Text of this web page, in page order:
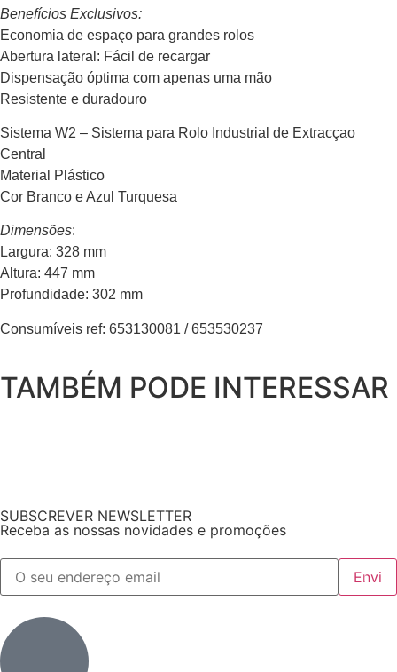
Benefícios Exclusivos:
Economia de espaço para grandes rolos
Abertura lateral: Fácil de recargar
Dispensação óptima com apenas uma mão
Resistente e duradouro
Sistema W2 – Sistema para Rolo Industrial de Extracçao
Central
Material Plástico
Cor Branco e Azul Turquesa
Dimensões:
Largura: 328 mm
Altura: 447 mm
Profundidade: 302 mm
Consumíveis ref: 653130081 / 653530237
TAMBÉM PODE INTERESSAR
SUBSCREVER NEWSLETTER
Receba as nossas novidades e promoções